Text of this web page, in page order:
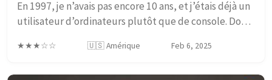
En 1997, je n’avais pas encore 10 ans, et j’étais déjà un
utilisateur d’ordinateurs plutôt que de console. Donc,
ou Sonic sur leurs consoles, je ...
★★★☆☆ 🇺🇸 Amérique Feb 6, 2025